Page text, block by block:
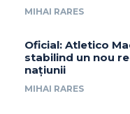
MIHAI RARES
Oficial: Atletico
stabilind un nou
națiunii
MIHAI RARES